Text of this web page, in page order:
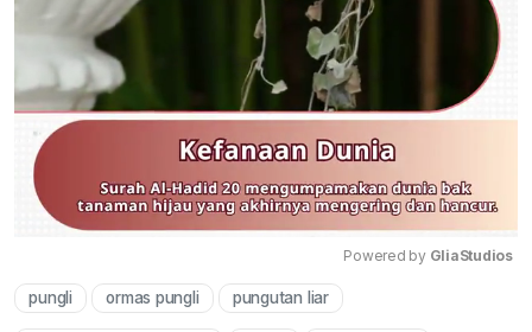
Powered by GliaStudios
pungli ormas pungli pungutan liar